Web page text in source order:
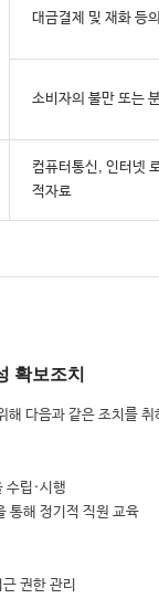
대금결제 및 재화 등
소비자의 불만 또는
컴퓨터통신, 인터넷
적자료
확보조치
해 다음과 같은 조치를
수립·시행
통해 정기적 직원 교육
권한 관리